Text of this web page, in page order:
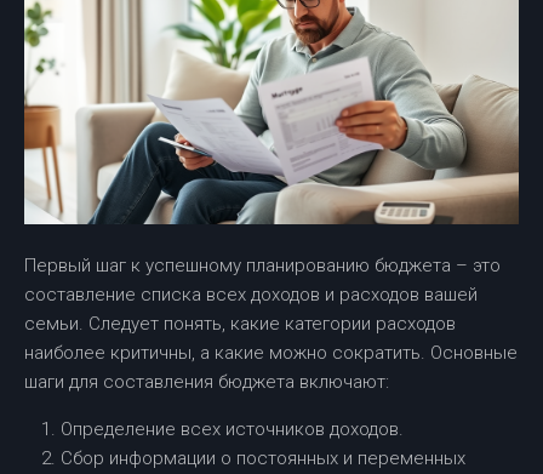
Первый шаг к успешному планированию бюджета – это
составление списка всех доходов и расходов вашей
семьи. Следует понять, какие категории расходов
наиболее критичны, а какие можно сократить. Основные
шаги для составления бюджета включают:
Определение всех источников доходов.
Сбор информации о постоянных и переменных